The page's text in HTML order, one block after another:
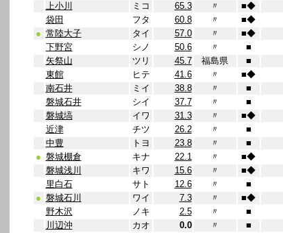
上小川
ミコ 65.3 〃 ■◆
袋田
フタ 60.8 〃 ■◆
● 常陸大子 タイ 57.0 〃 ■◆
下野宮
シノ 50.6 〃
■
矢祭山
ツリ 45.7 福島県
■
東館
ヒテ 41.6 〃 ■◆
南石井
ミイ 38.8 〃
■
磐城石井
シイ 37.7 〃
■
磐城塙
イワ 31.3 〃 ■◆
近津
チツ 26.2 〃
■
中豊
トヨ 23.8 〃
■
● 磐城棚倉 キナ 22.1 〃 ■◆
磐城浅川
キワ 15.6 〃 ■◆
里白石
サト 12.6 〃
■
● 磐城石川 ワイ 7.3 〃 ■◆
野木沢
ノキ 2.5 〃
■
川辺沖
カオ 0.0 〃 ■